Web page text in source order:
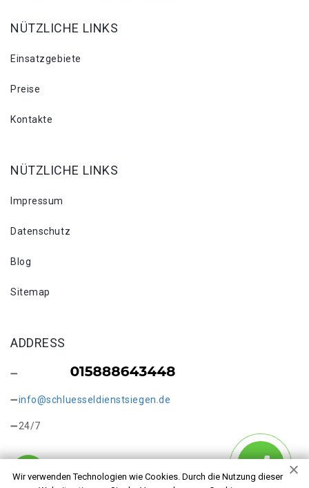
Wir verwenden Technologien wie Cookies. Durch die Nutzung dieser
NÜTZLICHE LINKS
Einsatzgebiete
Preise
Kontakte
NÜTZLICHE LINKS
Impressum
Datenschutz
Blog
Sitemap
ADDRESS
info@schluesseldienstsiegen.de
24/7